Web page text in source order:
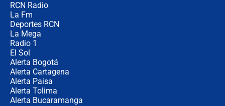
RCN Radio
La Fm
Deportes RCN
La Mega
Radio 1
El Sol
Alerta Bogotá
Alerta Cartagena
Alerta Paisa
Alerta Tolima
Alerta Bucaramanga